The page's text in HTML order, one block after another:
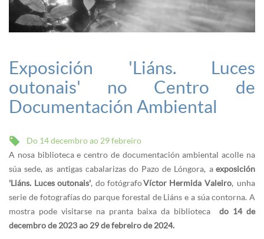
Exposición 'Liáns. Luces
outonais' no Centro de
Documentación Ambiental
Do 14 decembro ao 29 febreiro
A nosa biblioteca e centro de documentación ambiental acolle na
súa sede, as antigas cabalarizas do Pazo de Lóngora, a exposición
'Liáns. Luces outonais', do fotógrafoVíctor Hermida Valeiro, unha
serie de fotografías do parque forestal de Liáns e a súa contorna. A
mostra pode visitarse na pranta baixa da biblioteca do 14 de
decembro de 2023 ao 29 de febreiro de 2024.